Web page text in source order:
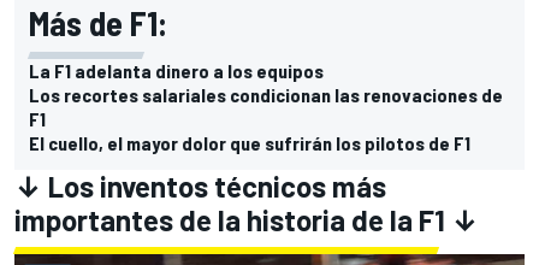
Más de F1:
La F1 adelanta dinero a los equipos
Los recortes salariales condicionan las renovaciones de
F1
El cuello, el mayor dolor que sufrirán los pilotos de F1
↓ Los inventos técnicos más
importantes de la historia de la F1 ↓